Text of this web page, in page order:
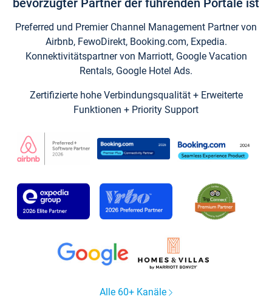
bevorzugter Partner der führenden Portale ist
Preferred und Premier Channel Management Partner von
Airbnb, FewoDirekt, Booking.com, Expedia.
Konnektivitätspartner von Marriott, Google Vacation
Rentals, Google Hotel Ads.
Zertifizierte hohe Verbindungsqualität + Erweiterte
Funktionen + Priority Support
Alle 60+ Kanäle